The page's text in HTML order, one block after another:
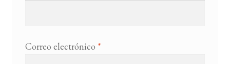
Correo electrónico *